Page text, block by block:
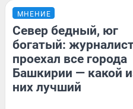
МНЕНИЕ
Север бедный, юг
богатый:
проехал все города
Башкирии — какой
них лучший